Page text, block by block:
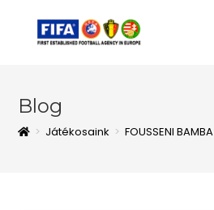
Blog
> Játékosaink > FOUSSENI BAMBA